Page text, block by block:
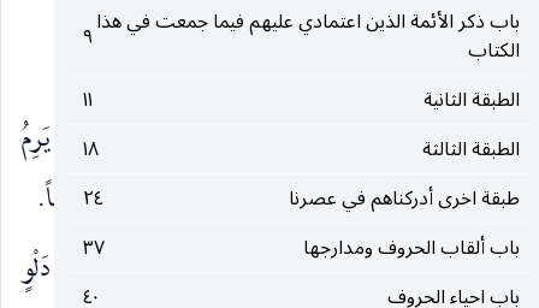
باب ذكر الأئمة الذين اعتمادي عليهم فيما جمعت في هذا
الكتاب
٩
الطبقة الثانية
١١
الطبقة الثالثة
١٨
طبقة اخرى أدركناهم في عصرنا
٢٤
باب ألقاب الحروف ومدارجها
٣٧
باب احياء الحروف
٤٠
حيائها ، وهو شبيهٌ بالعَفَل ، يقال ناقة
وقال ابنُ دريد : العَجِنة و
من الإبل : التي يَرِمُ
حياؤها فلا تلقح. قال : والمعتَجِنة
: التي قد انتهت سِمَناً.
عنج :أبو عبيد عن الأصمعي :
إن كان في دَلْوٍ